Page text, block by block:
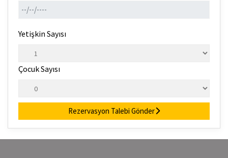
Yetişkin Sayısı
Çocuk Sayısı
Rezervasyon Talebi Gönder